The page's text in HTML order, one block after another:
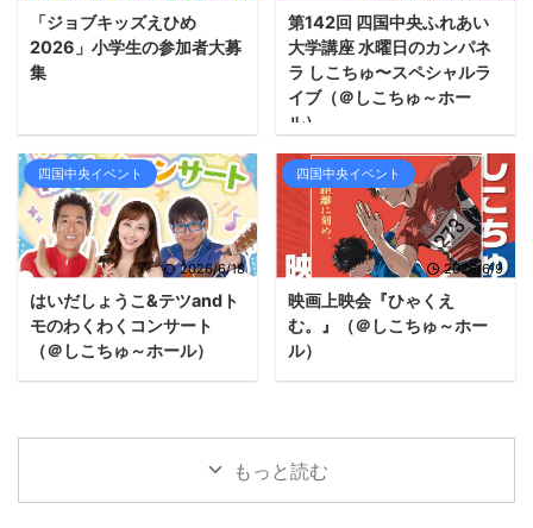
「ジョブキッズえひめ
2026」小学生の参加者大募
集
第142回 四国中央ふれあい
大学講座 水曜日のカンパネ
ラ しこちゅ〜スペシャルラ
イブ（＠しこちゅ～ホー
ル）
四国中央イベント
2026/6/18
はいだしょうこ&テツandト
モのわくわくコンサート
（＠しこちゅ～ホール）
四国中央イベント
2026/6/9
映画上映会『ひゃくえ
む。』（＠しこちゅ～ホー
ル）
もっと読む